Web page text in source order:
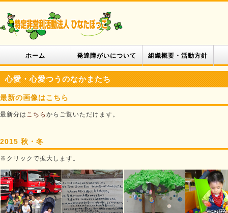
ホーム 発達障がいについて 組織概要・活動方針
心愛・心愛つうのなかまたち
最新の画像はこちら
最新分は こちら からご覧いただけます。
2015 秋・冬
※クリックで拡大します。